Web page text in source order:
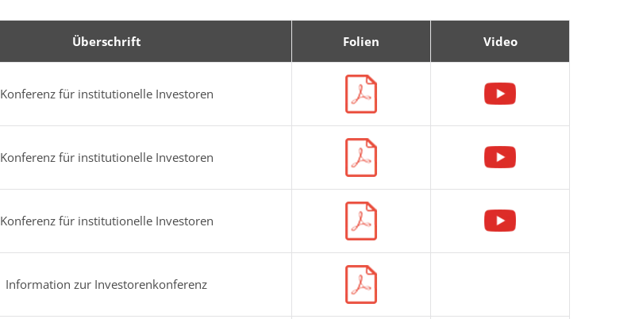
Überschrift Folien Video
Konferenz für institutionelle Investoren
Konferenz für institutionelle Investoren
Konferenz für institutionelle Investoren
Information zur Investorenkonferenz